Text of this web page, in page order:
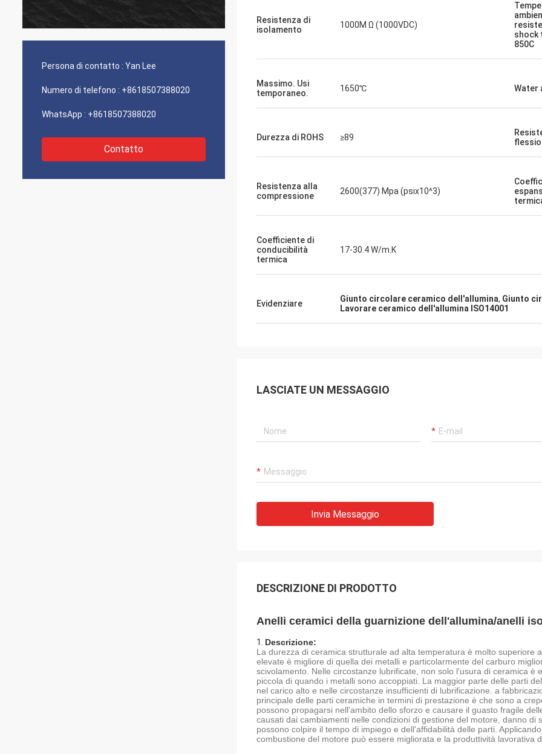
Persona di contatto : Yan Lee
Numero di telefono : +8618507388020
WhatsApp : +8618507388020
Contatto
Resistenza di
isolamento
1000M Ω (1000VDC)
shock
850C
Massimo. Usi
temporaneo.
1650℃ Water
Durezza di ROHS ≥89
Resistenza alla
compressione
2600(377) Mpa (psix10^3)
Coefficiente di
conducibilità
termica
17-30.4 W/m.K
Evidenziare Giunto circolare ceramico dell'allumina, Giunto
Lavorare ceramico dell'allumina ISO14001
LASCIATE UN MESSAGGIO
Invia Messaggio
DESCRIZIONE DI PRODOTTO
Anelli ceramici della guarnizione dell'allumina/anelli
1. Descrizione:
La durezza di ceramica strutturale ad alta temperatura è molto superiore
elevate è migliore di quella dei metalli e particolarmente del carburo
scivolamento. Nelle circostanze lubrificate, non solo l'usura di ceramica
piccola di quando i metalli sono accoppiati. La maggior parte delle parti
nel carico alto e nelle circostanze insufficienti di lubrificazione. a
principale delle parti ceramiche in termini di prestazione è che sono a
possono propagarsi nell'ambito dello sforzo e causare il guasto fragile
causati dai cambiamenti nelle condizioni di gestione del motore, danno di
possono colpire il tempo di impiego e dell'affidabilità delle parti.
combustione del motore può essere migliorata e la produttività lavorativa